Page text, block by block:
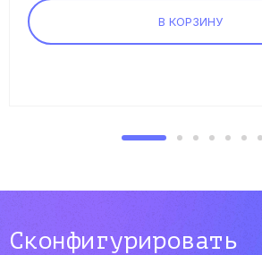
В КОРЗИНУ
Сконфигурировать